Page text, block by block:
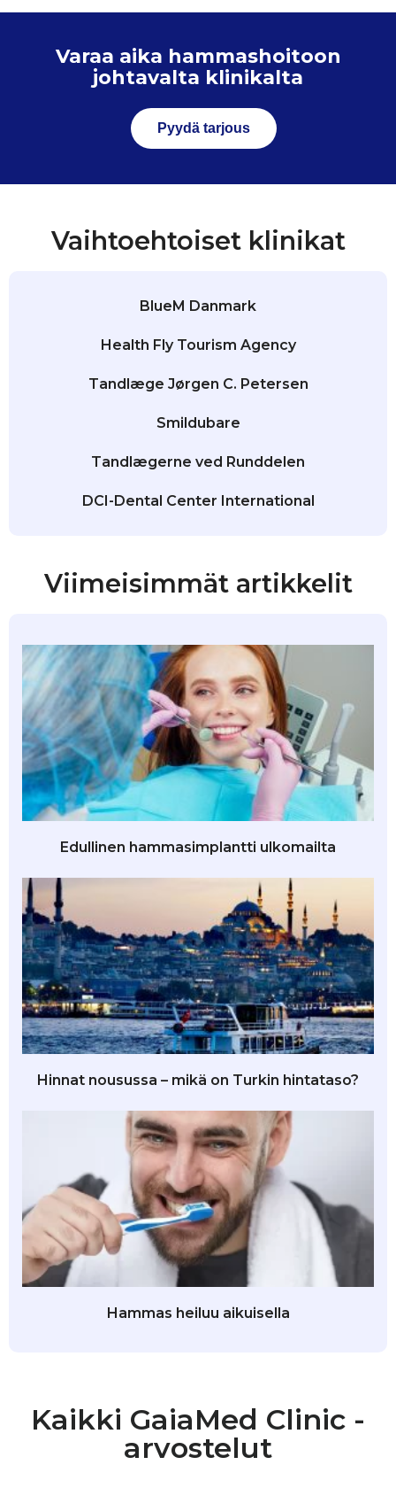
Varaa aika hammashoitoon
johtavalta klinikalta
Pyydä tarjous
Vaihtoehtoiset klinikat
BlueM Danmark
Health Fly Tourism Agency
Tandlæge Jørgen C. Petersen
Smildubare
Tandlægerne ved Runddelen
DCI-Dental Center International
Viimeisimmät artikkelit
Edullinen hammasimplantti ulkomailta
Hinnat nousussa – mikä on Turkin hintataso?
Hammas heiluu aikuisella
Kaikki GaiaMed Clinic -
arvostelut